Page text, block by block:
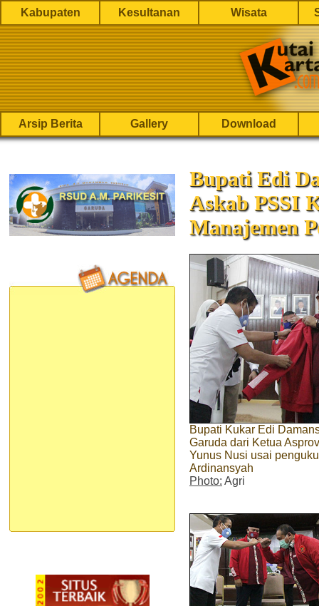
Kabupaten Kesultanan Wisata
Arsip Berita Gallery Download
Bupati Edi
Askab PSSI
Manajemen
Bupati Kukar Edi
Garuda dari Ketua
Yunus Nusi usai
Ardinansyah
Photo: Agri